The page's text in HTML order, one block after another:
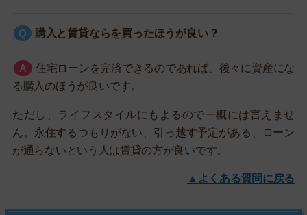
購入と賃貸ならを買ったほうが良い？
住宅ローンを完済できるのであれば、後々に資産にな
る購入のほうが良いです。
ただし、ライフスタイルにもよるので一概には言えませ
ん。永住するつもりがない、引っ越す予定がある、ローン
が通らないという人は賃貸の方が良いです。
▲よくある質問に戻る